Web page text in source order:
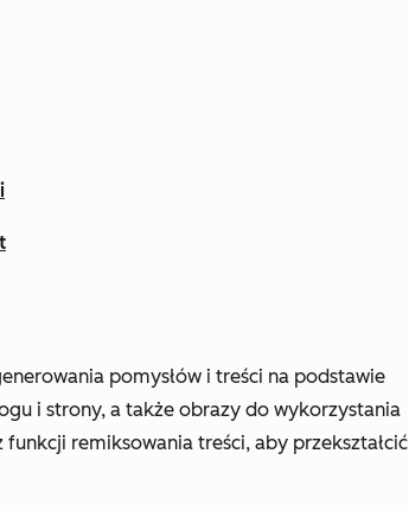
pomysłów i treści na podstawie
i strony, a także obrazy do wykorzystania
remiksowania treści, aby przekształcić